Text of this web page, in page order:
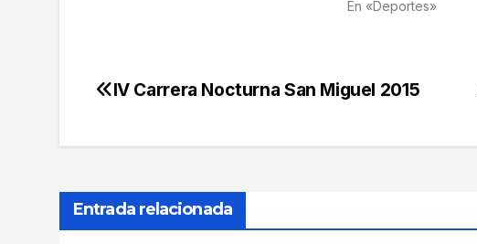
En «Deportes»
Navegación
IV Carrera Nocturna San Miguel 2015
Entrada relacionada